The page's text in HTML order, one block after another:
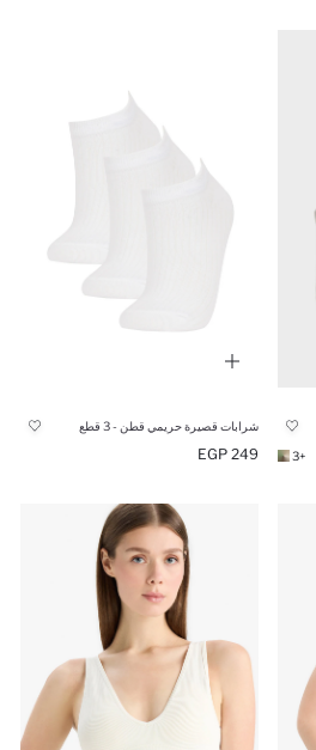
+3
شرابات قصيرة حريمي قطن - 3 قطع
249 EGP